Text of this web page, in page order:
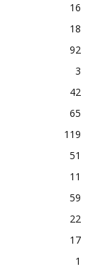
16
18
92
3
42
65
119
51
11
59
22
17
1